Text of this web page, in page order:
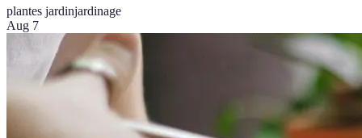
plantes jardinjardinage
Aug 7